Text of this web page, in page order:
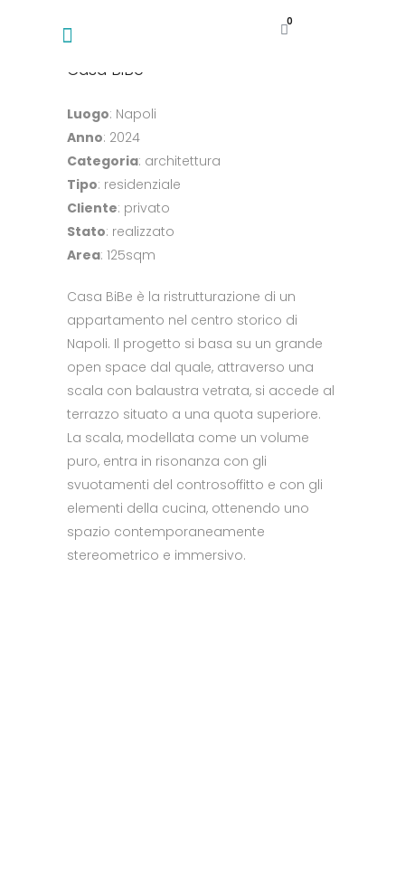
0
Casa BiBe
Luogo: Napoli
Anno: 2024
Categoria: architettura
Tipo: residenziale
Cliente: privato
Stato: realizzato
Area: 125sqm
Casa BiBe è la ristrutturazione di un
appartamento nel centro storico di
Napoli. Il progetto si basa su un grande
open space dal quale, attraverso una
scala con balaustra vetrata, si accede al
terrazzo situato a una quota superiore.
La scala, modellata come un volume
puro, entra in risonanza con gli
svuotamenti del controsoffitto e con gli
elementi della cucina, ottenendo uno
spazio contemporaneamente
stereometrico e immersivo.